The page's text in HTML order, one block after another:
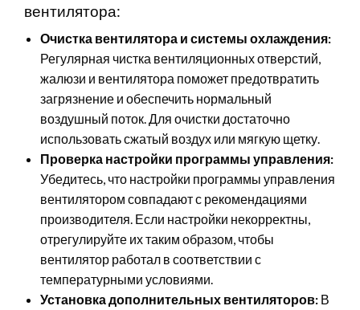
вентилятора:
Очистка вентилятора и системы охлаждения:
Регулярная чистка вентиляционных отверстий,
жалюзи и вентилятора поможет предотвратить
загрязнение и обеспечить нормальный
воздушный поток. Для очистки достаточно
использовать сжатый воздух или мягкую щетку.
Проверка настройки программы управления:
Убедитесь, что настройки программы управления
вентилятором совпадают с рекомендациями
производителя. Если настройки некорректны,
отрегулируйте их таким образом, чтобы
вентилятор работал в соответствии с
температурными условиями.
Установка дополнительных вентиляторов: В